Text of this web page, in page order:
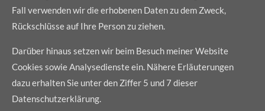
Fall verwenden wir die erhobenen Daten zu dem Zweck,
Rückschlüsse auf Ihre Person zu ziehen.
Darüber hinaus setzen wir beim Besuch meiner Website
Cookies sowie Analysedienste ein. Nähere Erläuterungen
dazu erhalten Sie unter den Ziffer 5 und 7 dieser
Datenschutzerklärung.